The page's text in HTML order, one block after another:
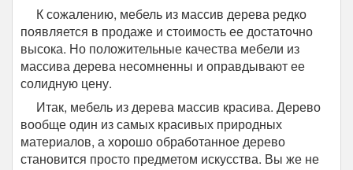
К сожалению, мебель из массив дерева редко
появляется в продаже и стоимость ее достаточно
высока. Но положительные качества мебели из
массива дерева несомненны и оправдывают ее
солидную цену.
Итак, мебель из дерева массив красива. Дерево
вообще один из самых красивых природных
материалов, а хорошо обработанное дерево
становится просто предметом искусства. Вы же не